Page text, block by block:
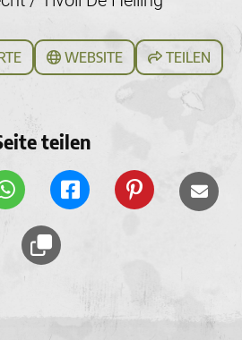
WEBSITE TEILEN
teilen